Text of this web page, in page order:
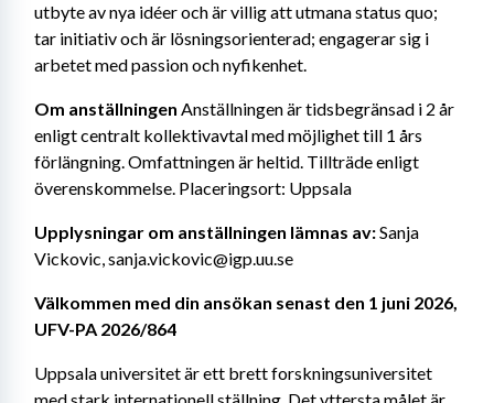
utbyte av nya idéer och är villig att utmana status quo;
tar initiativ och är lösningsorienterad; engagerar sig i
arbetet med passion och nyfikenhet.
Om anställningen Anställningen är tidsbegränsad i 2 år
enligt centralt kollektivavtal med möjlighet till 1 års
förlängning. Omfattningen är heltid. Tillträde enligt
överenskommelse. Placeringsort: Uppsala
Upplysningar om anställningen lämnas av: Sanja
Vickovic, sanja.vickovic@igp.uu.se
Välkommen med din ansökan senast den 1 juni 2026,
UFV-PA 2026/864
Uppsala universitet är ett brett forskningsuniversitet